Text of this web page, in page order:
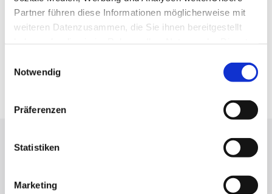
Partner führen diese Informationen möglicherweise mit
weiteren Datenzusammen, die Sie ihnen bereitgestellt
Impressum
Notwendig
Präferenzen
Statistiken
Marketing
Fahrplanauskunft des VVS
Fahrplanauskunft der DB
Google Maps
Lassen Sie sich inspirieren!
Mit unserem Newsletter bleiben Sie zu Events,
Highlights und aktuellen Angeboten in